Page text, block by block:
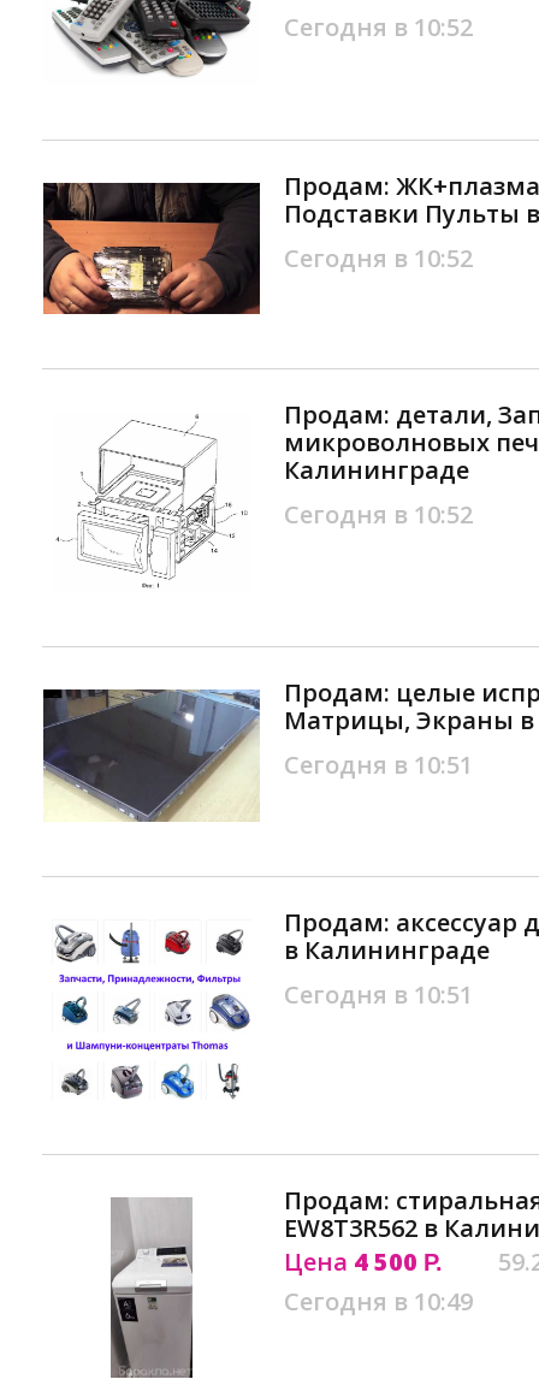
Сегодня в 10:52
Продам:
Подставки Пульты
Сегодня в 10:52
Продам: детали,
микроволновых
Калининграде
Сегодня в 10:52
Продам: целые
Матрицы, Экраны
Сегодня в 10:51
Продам: аксессуар
в Калининграде
Сегодня в 10:51
Продам:
EW8T3R562 в
Цена 4 500 Р.
Сегодня в 10:49